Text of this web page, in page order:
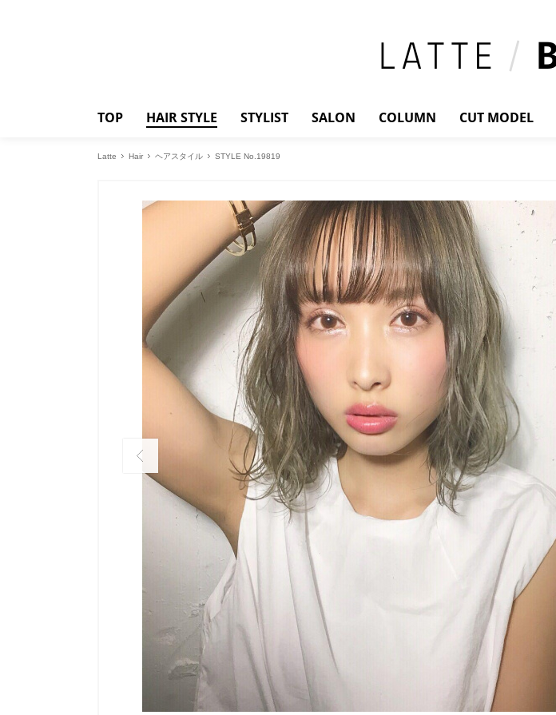
TOP HAIR STYLE STYLIST SALON COLUMN CUT MODEL
Latte Hair ヘアスタイル STYLE No.19819